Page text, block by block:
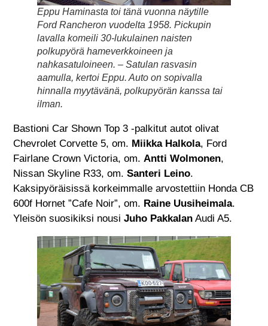
Eppu Haminasta toi tänä vuonna näytille
Ford Rancheron vuodelta 1958. Pickupin
lavalla komeili 30-lukulainen naisten
polkupyörä hameverkkoineen ja
nahkasatuloineen. – Satulan rasvasin
aamulla, kertoi Eppu. Auto on sopivalla
hinnalla myytävänä, polkupyörän kanssa tai
ilman.
Bastioni Car Shown Top 3 -palkitut autot olivat
Chevrolet Corvette 5, om. Miikka Halkola, Ford
Fairlane Crown Victoria, om. Antti Wolmonen,
Nissan Skyline R33, om.Santeri Leino.
Kaksipyöräisissä korkeimmalle arvostettiin Honda CB
600f Hornet ”Cafe Noir”, om. Raine Uusiheimala.
Yleisön suosikiksi nousiJuho Pakkalan Audi A5.